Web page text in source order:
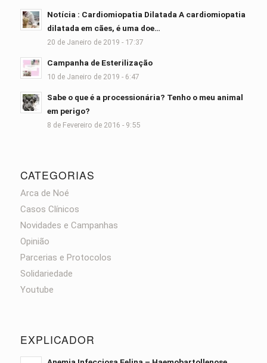
Notícia : Cardiomiopatia Dilatada A cardiomiopatia
dilatada em cães, é uma doe…
20 de Janeiro de 2019 - 17:37
Campanha de Esterilização
10 de Janeiro de 2019 - 6:47
Sabe o que é a processionária? Tenho o meu animal
em perigo?
8 de Fevereiro de 2016 - 9:55
CATEGORIAS
Arca de Noé
Casos Clínicos
Novidades e Campanhas
Opinião
Parcerias e Protocolos
Solidariedade
Youtube
EXPLICADOR